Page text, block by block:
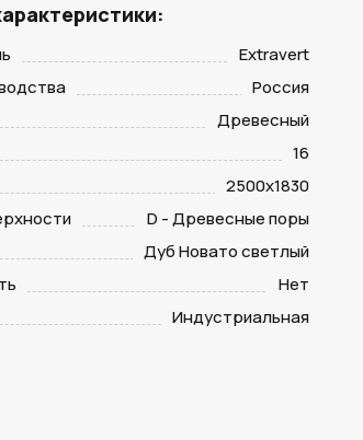
Extravert
Россия
Древесный
16
2500х1830
D - Древесные поры
Дуб Новато светлый
Нет
Индустриальная